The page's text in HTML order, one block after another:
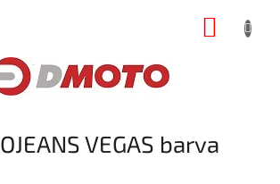
VEGAS barva